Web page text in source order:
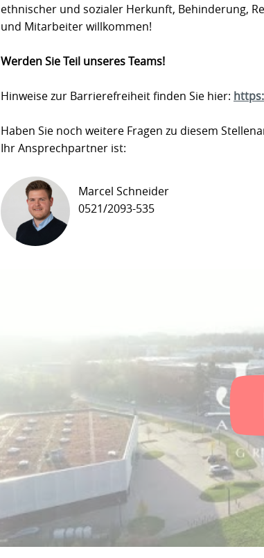
ethnischer und sozialer Herkunft, Behinderung,
und Mitarbeiter willkommen!
Werden Sie Teil unseres Teams!
Hinweise zur Barrierefreiheit finden Sie hier:
Haben Sie noch weitere Fragen zu diesem
Ihr Ansprechpartner ist:
Marcel Schneider
0521/2093-535